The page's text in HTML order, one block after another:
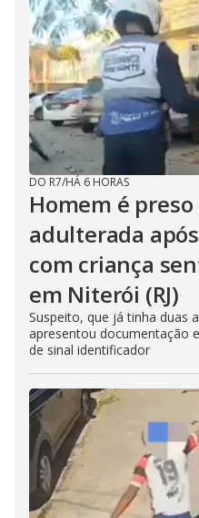
DO R7/HÁ 6 HORAS
Homem é
adulterada
com criança
em Niterói (RJ)
Suspeito, que já tinha duas
apresentou documentação
de sinal identificador